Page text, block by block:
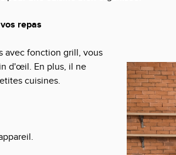
repas
avec fonction grill, vous
d'œil. En plus, il ne
cuisines.